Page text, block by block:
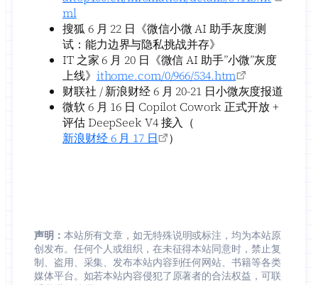
ml
搜狐 6 月 22 日《微信小微 AI 助手灰度测
试：能力边界与隐私挑战并存》
IT 之家 6 月 20 日《微信 AI 助手”小微”灰度
上线》 ithome.com/0/966/534.htm
财联社 / 新浪财经 6 月 20-21 日小微灰度报道
微软 6 月 16 日 Copilot Cowork 正式开放 +
评估 DeepSeek V4 接入（
新浪财经 6 月 17 日
）
声明： 本站所有文章，如无特殊说明或标注，均为本站原
创发布。任何个人或组织，在未征得本站同意时，禁止复
制、盗用、采集、发布本站内容到任何网站、书籍等各类
媒体平台。如若本站内容侵犯了原著者的合法权益，可联